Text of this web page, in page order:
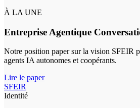
À LA UNE
Entreprise Agentique
Notre position paper sur la vision SFEIR
agents IA autonomes et coopérants.
Lire le paper
SFEIR
Identité